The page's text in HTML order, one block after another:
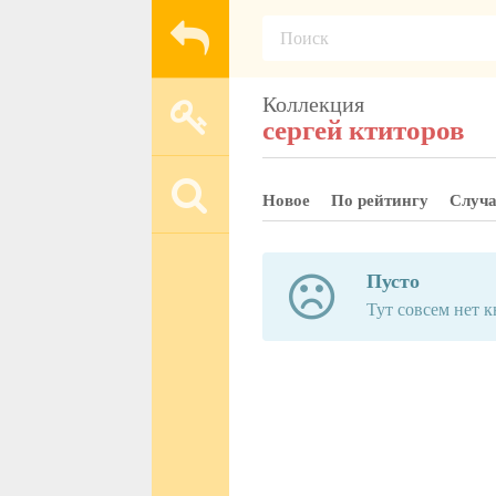
Коллекция
сергей ктиторов
Новое По рейтингу
Пусто
Тут совсем нет